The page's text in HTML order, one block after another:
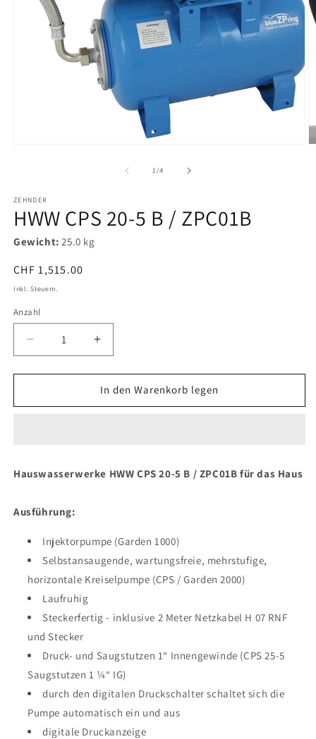
1/von
4
ZEHNDER
HWW CPS 20-5 B / ZPC01B
Gewicht:25.0 kg
Normaler
Preis
CHF 1,515.00
Inkl. Steuern.
Anzahl
Verringere
die
Menge
HWW
/
Erhöhe
die
Menge
für
HWW
/
In den Warenkorb legen
Hauswasserwerke HWW CPS 20-5 B / ZPC01B für das Haus
Ausführung:
Injektorpumpe (Garden 1000)
Selbstansaugende, wartungsfreie, mehrstufige,
horizontale Kreiselpumpe (CPS / Garden 2000)
Laufruhig
Steckerfertig - inklusive 2 Meter Netzkabel H 07 RNF
und Stecker
Druck- und Saugstutzen 1“ Innengewinde (CPS 25-5
Saugstutzen 1 ¼“ IG)
durch den digitalen Druckschalter schaltet sich die
Pumpe automatisch ein und aus
digitale Druckanzeige